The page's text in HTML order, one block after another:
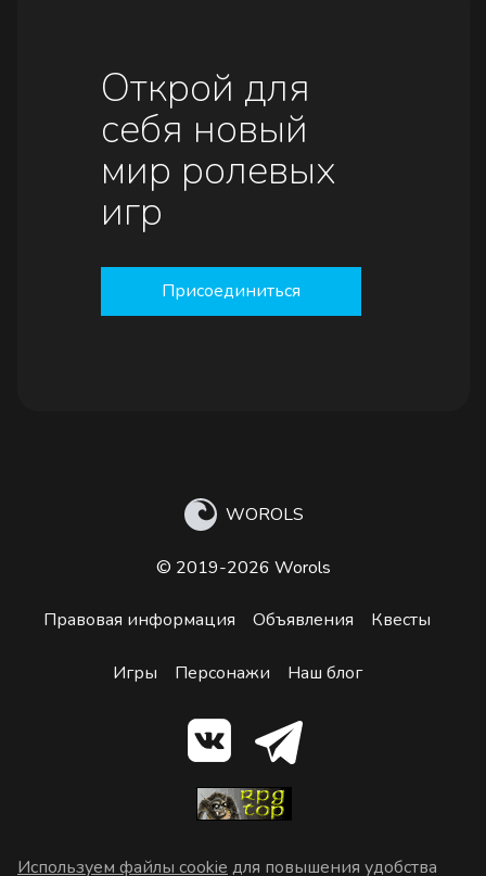
Открой для
себя новый
мир ролевых
игр
Присоединиться
WOROLS
© 2019-2026 Worols
Правовая информация Объявления Квесты
Игры Персонажи Наш блог
Используем файлы cookie для повышения удобства